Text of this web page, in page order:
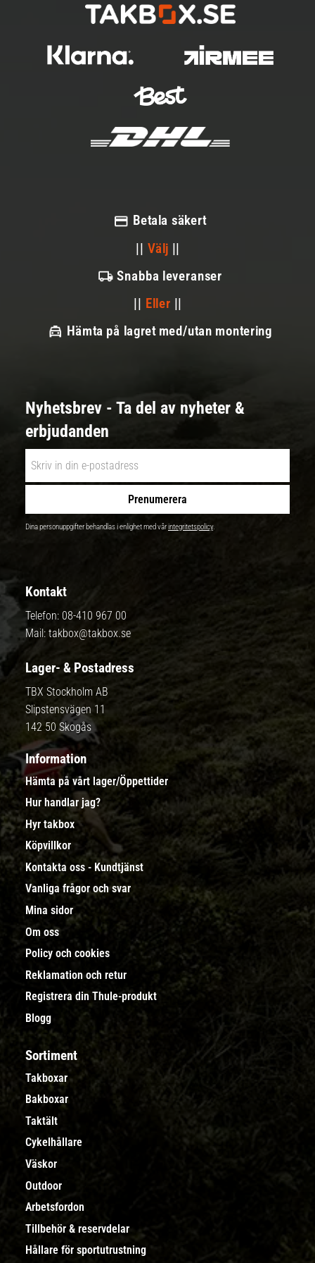
Betala säkert
|| Välj ||
Snabba leveranser
|| Eller ||
Hämta på lagret med/utan montering
Nyhetsbrev - Ta del av nyheter &
erbjudanden
Prenumerera
Dina personuppgifter behandlas i enlighet med vårintegritetspolicy.
Kontakt
Telefon: 08-410 967 00
Mail: takbox@takbox.se
Lager- & Postadress
TBX Stockholm AB
Slipstensvägen 11
142 50 Skogås
Information
Hämta på vårt lager/Öppettider
Hur handlar jag?
Hyr takbox
Köpvillkor
Kontakta oss - Kundtjänst
Vanliga frågor och svar
Mina sidor
Om oss
Policy och cookies
Reklamation och retur
Registrera din Thule-produkt
Blogg
Sortiment
Takboxar
Bakboxar
Taktält
Cykelhållare
Väskor
Outdoor
Arbetsfordon
Tillbehör & reservdelar
Hållare för sportutrustning